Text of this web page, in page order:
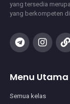
yang tersedia
yang berkompeten
Menu Utama
Semua kelas